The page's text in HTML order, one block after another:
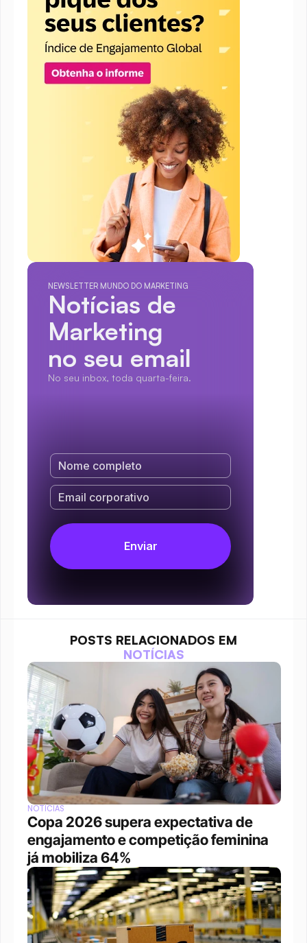
NEWSLETTER MUNDO DO MARKETING
Notícias de
Marketing
no seu email
No seu inbox, toda quarta-feira.
POSTS RELACIONADOS EM
NOTÍCIAS
NOTÍCIAS
Copa 2026 supera expectativa de
engajamento e competição feminina
já mobiliza 64%